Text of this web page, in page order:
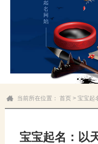
当前所在位置： 首页 > 宝宝起
宝宝起名：以